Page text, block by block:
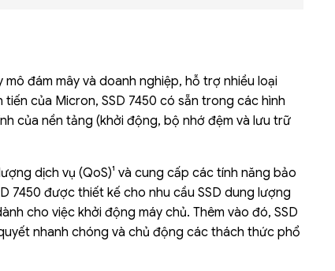
đám mây và doanh nghiệp, hỗ trợ nhiều loại
của Micron, SSD 7450 có sẵn trong các hình
của nền tảng (khởi động, bộ nhớ đệm và lưu trữ
dịch vụ (QoS)¹ và cung cấp các tính năng bảo
7450 được thiết kế cho nhu cầu SSD dung lượng
cho việc khởi động máy chủ. Thêm vào đó, SSD
nhanh chóng và chủ động các thách thức phổ
Liên hệ
Mini PC GB-BMPD-
6005-BW
6BXJPDXXWMR-00-